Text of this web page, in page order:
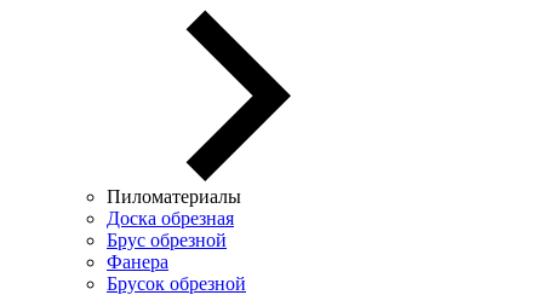
Пиломатериалы
Доска обрезная
Брус обрезной
Фанера
Брусок обрезной